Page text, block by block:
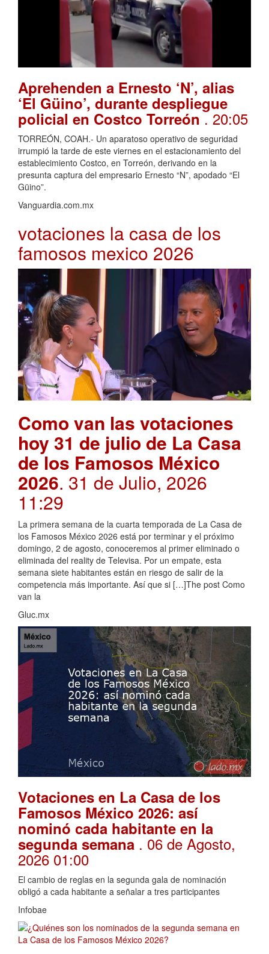
Aprehenden a Ernesto ‘N’, alias
‘El Güino’, durante despliegue
policial en Costco Torreón. 20:05
TORREÓN, COAH.- Un aparatoso operativo de seguridad
irrumpió la tarde de este viernes en el estacionamiento del
establecimiento Costco, en Torreón, derivando en la
presunta captura del empresario Ernesto “N”, apodado “El
Güino”.
Vanguardia.com.mx
votaciones la casa de los
famosos mexico 2026
Como van las votaciones
hoy 31 de julio de La Casa
de los Famosos México
2026. 31 de Julio, 2026
11:29
La primera semana de la cuarta temporada de La Casa de
los Famosos México 2026 está por terminar y el próximo
domingo, 2 de agosto, conoceremos al primer eliminado o
eliminada del reality de Televisa. Por un empate, esta
semana siete habitantes están en riesgo de salir de la
competencia más importante. Así que si […]The post Como
van la
Gluc.mx
Votaciones en La Casa de los
Famosos México 2026: así
nominó cada habitante en la
segunda semana . 06 de Agosto,
2026 01:00
El cambio de reglas en la segunda gala de nominación
obligó a cada habitante a señalar a tres participantes
Infobae